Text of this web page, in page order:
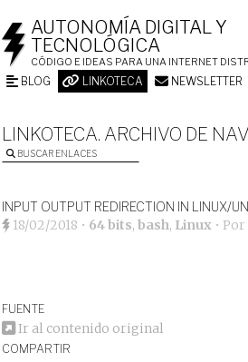
AUTONOMÍA DIGITAL Y
TECNOLÓGICA
CÓDIGO E IDEAS PARA UNA INTERNET
BLOG LINKOTECA NEWSLETTER
LINKOTECA. ARCHIVO DE
BUSCAR ENLACES
INPUT OUTPUT REDIRECTION IN LINUX/
18/02/2018 • 64 bits,bash, Linux • Por
FUENTE
Ir al contenido original
COMPARTIR